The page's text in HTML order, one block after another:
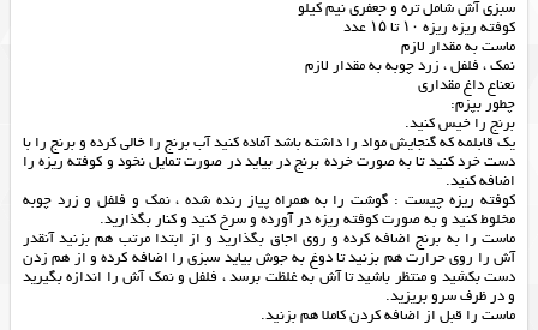
سبزی آش شامل تره و جعفری نیم کیلو
کوفته ریزه ریزه ۱۰ تا ۱۵ عدد
ماست به مقدار لازم
نمک ، فلفل ، زرد چوبه به مقدار لازم
نعناع داغ مقداری
چطور بپزم:
برنج را خیس کنید.
یک قابلمه که گنجایش مواد را داشته باشد آماده کنید آب برنج را خالی کرده و برنج را با
دست خرد کنید تا به صورت خرده برنج در بیاید در صورت تمایل نخود و کوفته ریزه را
اضافه کنید.
کوفته ریزه چیست : گوشت را به همراه پیاز رنده شده ، نمک و فلفل و زرد چوبه
مخلوط کنید و به صورت کوفته ریزه در آورده و سرخ کنید و کنار بگذارید.
ماست را به برنج اضافه کرده و روی اجاق بگذارید و از ابتدا مرتب هم بزنید آنقدر
آش را روی حرارت هم بزنید تا دوغ به جوش بیاید سبزی را اضافه کرده و از هم زدن
دست بکشید و منتظر باشید تا آش به غلظت برسد ، فلفل و نمک آش را اندازه بگیرید
و در ظرف سرو بریزید.
ماست را قبل از اضافه کردن کاملا هم بزنید.